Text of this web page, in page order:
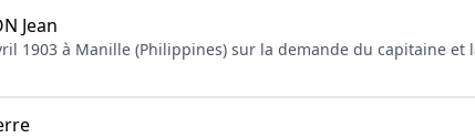
Jean
1903 à Manille (Philippines) sur la demande du capitaine et